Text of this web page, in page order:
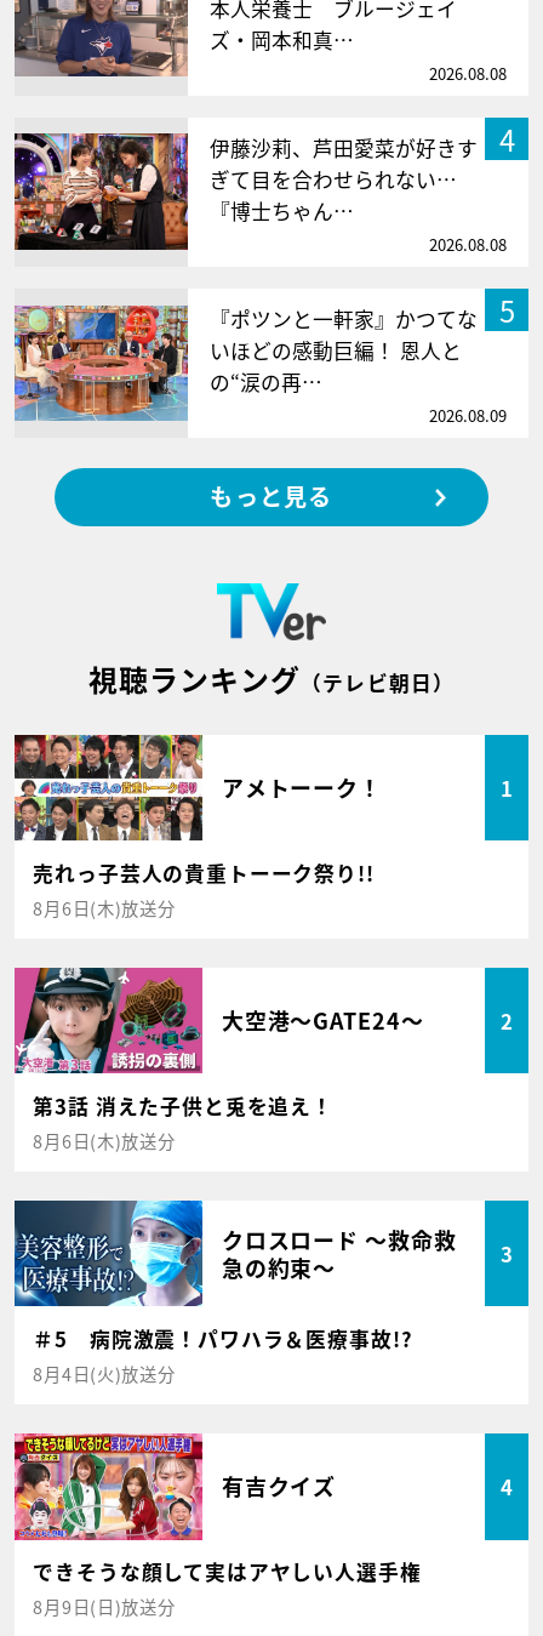
本人栄養士 ブルージェイ
ズ・岡本和真…
2026.08.08
4
伊藤沙莉、芦田愛菜が好きす
ぎて目を合わせられない…
『博士ちゃん…
2026.08.08
5
『ポツンと一軒家』かつてな
いほどの感動巨編！ 恩人と
の“涙の再…
2026.08.09
もっと見る
視聴ランキング （テレビ朝日）
アメトーーク！ 1
売れっ子芸人の貴重トーーク祭り!!
8月6日(木)放送分
大空港～GATE24～ 2
第3話 消えた子供と兎を追え！
8月6日(木)放送分
クロスロード ～救命救
急の約束～
3
＃5 病院激震！パワハラ＆医療事故!?
8月4日(火)放送分
有吉クイズ 4
できそうな顔して実はアヤしい人選手権
8月9日(日)放送分